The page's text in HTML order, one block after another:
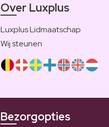
Over Luxplus
Luxplus Lidmaatschap
Wij steunen
Bezorgopties